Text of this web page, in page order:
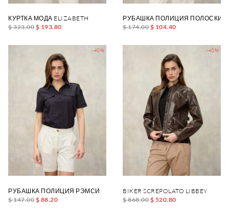
КУРТКА МОДА ELIZABETH
$ 323.00 $ 193.80
РУБАШКА ПОЛИЦИЯ ПОЛОСКИ
$ 174.00 $ 104.40
-40%
РУБАШКА ПОЛИЦИЯ РЭМСИ
$ 147.00 $ 88.20
-40%
BIKER SCREPOLATO LIBBEY
$ 868.00 $ 520.80